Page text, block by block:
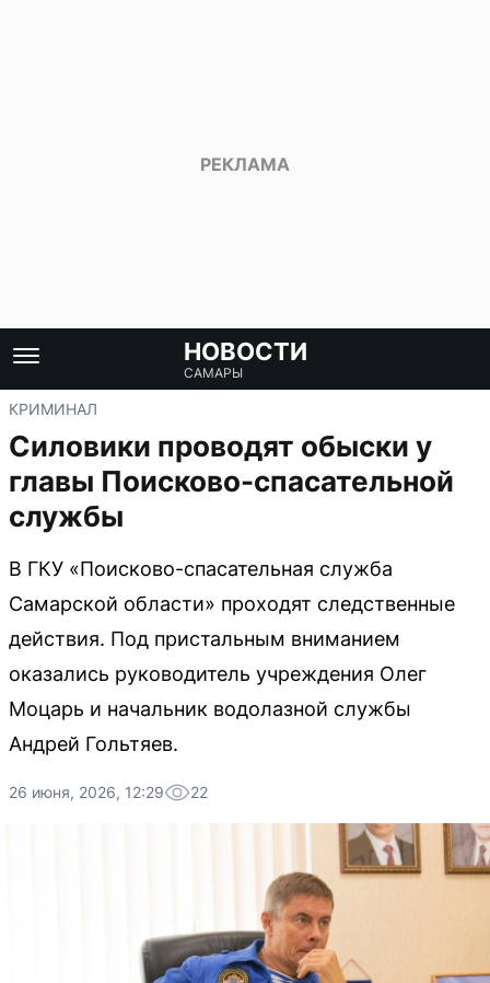
НОВОСТИ
САМАРЫ
КРИМИНАЛ
Силовики проводят обыски у
главы Поисково-спасательной
службы
В ГКУ «Поисково-спасательная служба
Самарской области» проходят следственные
действия. Под пристальным вниманием
оказались руководитель учреждения Олег
Моцарь и начальник водолазной службы
Андрей Гольтяев.
26 июня, 2026, 12:29 22